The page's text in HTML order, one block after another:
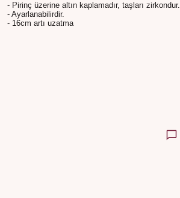
- Pirinç üzerine altın kaplamadır, taşları zirkondur.
- Ayarlanabilirdir.
- 16cm artı uzatma